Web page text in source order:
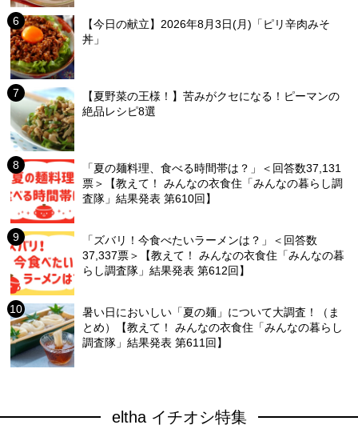
【今日の献立】2026年8月3日(月)「ピリ辛肉みそ
丼」
【夏野菜の王様！】苦みがクセになる！ピーマンの
絶品レシピ8選
「夏の麺料理、食べる時間帯は？」＜回答数37,131
票＞【教えて！ みんなの衣食住「みんなの暮らし調
査隊」結果発表 第610回】
「ズバリ！今食べたいラーメンは？」＜回答数
37,337票＞【教えて！ みんなの衣食住「みんなの暮
らし調査隊」結果発表 第612回】
暑い日においしい「夏の麺」について大調査！（ま
とめ）【教えて！ みんなの衣食住「みんなの暮らし
調査隊」結果発表 第611回】
eltha イチオシ特集